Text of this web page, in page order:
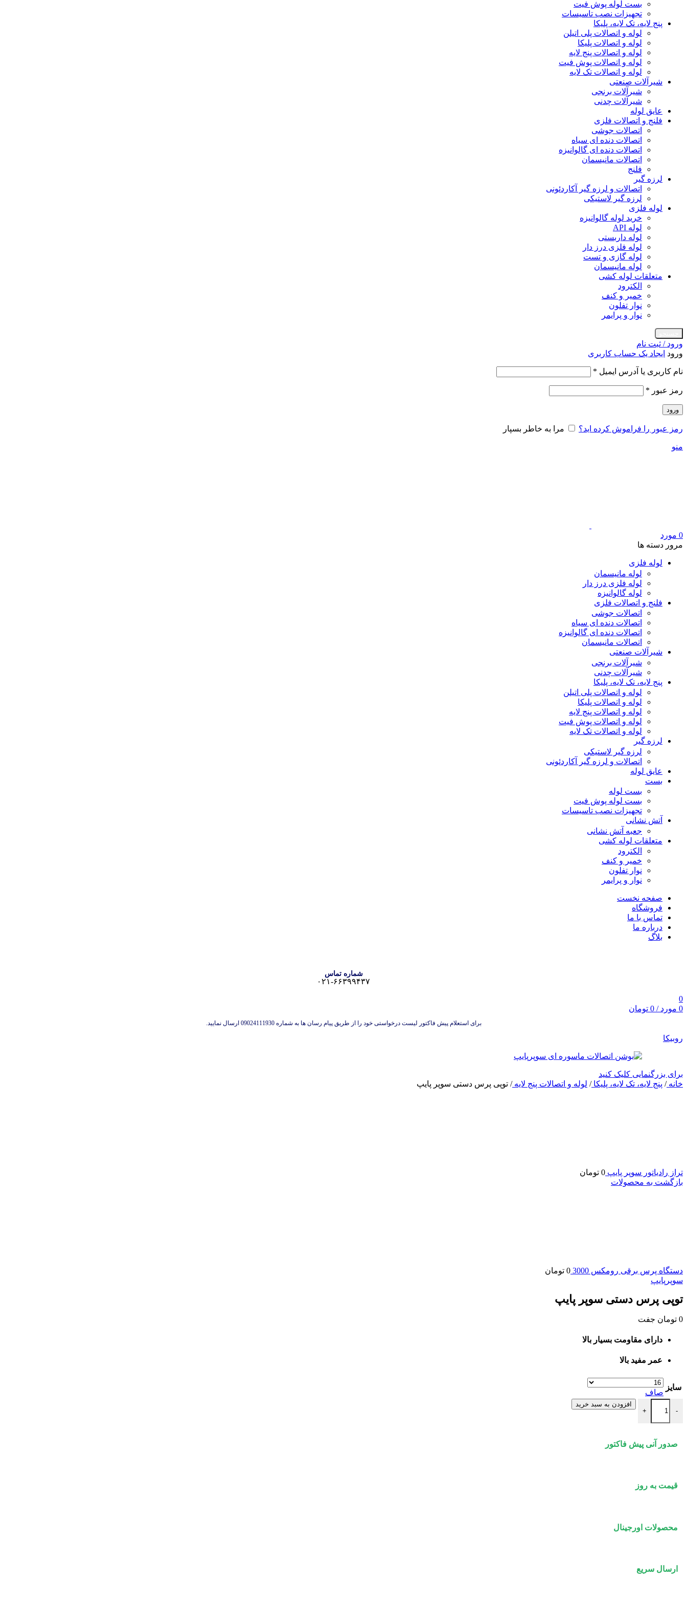
بست لوله پوش فیت
تجهیزات نصب تاسیسات
پنج لایه، تک لایه، پلیکا
لوله و اتصالات پلی اتیلن
لوله و اتصالات پلیکا
لوله و اتصالات پنج لایه
لوله و اتصالات پوش فیت
لوله و اتصالات تک لایه
شیرآلات صنعتی
شیرآلات برنجی
شیرآلات چدنی
عایق لوله
فلنج و اتصالات فلزی
اتصالات جوشی
اتصالات دنده ای سیاه
اتصالات دنده ای گالوانیزه
اتصالات مانیسمان
فلنج
لرزه گیر
اتصالات و لرزه گیر آکاردئونی
لرزه گیر لاستیکی
لوله فلزی
خرید لوله گالوانیزه
لوله API
لوله داربستی
لوله فلزی درز دار
لوله گازی و تست
لوله مانیسمان
متعلقات لوله کشی
الکترود
خمیر و کنف
نوار تفلون
نوار و پرایمر
ورود / ثبت نام
ورود ایجاد یک حساب کاربری
نام کاربری یا آدرس ایمیل *
رمز عبور *
ورود
رمز عبور را فراموش کرده اید؟ مرا به خاطر بسپار
منو
0 مورد
مرور دسته ها
لوله فلزی
لوله مانیسمان
لوله فلزی درز دار
لوله گالوانیزه
فلنج و اتصالات فلزی
اتصالات جوشی
اتصالات دنده ای سیاه
اتصالات دنده ای گالوانیزه
اتصالات مانیسمان
شیرآلات صنعتی
شیرآلات برنجی
شیرآلات چدنی
پنج لایه، تک لایه، پلیکا
لوله و اتصالات پلی اتیلن
لوله و اتصالات پلیکا
لوله و اتصالات پنج لایه
لوله و اتصالات پوش فیت
لوله و اتصالات تک لایه
لرزه گیر
لرزه گیر لاستیکی
اتصالات و لرزه گیر آکاردئونی
عایق لوله
بست
بست لوله
بست لوله پوش فیت
تجهیزات نصب تاسیسات
آتش نشانی
جعبه آتش نشانی
متعلقات لوله کشی
الکترود
خمیر و کنف
نوار تفلون
نوار و پرایمر
صفحه نخست
فروشگاه
تماس با ما
درباره ما
بلاگ
شماره تماس
۰۲۱-۶۶۳۹۹۴۳۷
0
0 مورد /
0 تومان
برای استعلام پیش فاکتور لیست درخواستی خود را از طریق پیام رسان ها به شماره 09024111930 ارسال نمایید.
روبیکا
برای بزرگنمایی کلیک کنید
خانه/ پنج لایه، تک لایه، پلیکا/ لوله و اتصالات پنج لایه/ توپی پرس دستی سوپر پایپ
تراز رادیاتور سوپر پایپ 0 تومان
بازگشت به محصولات
دستگاه پرس برقی رومکس 3000 0 تومان
سوپرپایپ
توپی پرس دستی سوپر پایپ
0 تومان جفت
دارای مقاومت بسیار بالا
عمر مفید بالا
سایز
صاف
-
توپی پرس دستی سوپر پایپ عدد
+
افزودن به سبد خرید
صدور آنی پیش فاکتور
قیمت به روز
محصولات اورجینال
ارسال سریع